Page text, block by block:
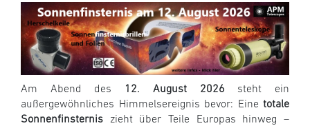
Am Abend des 12. August 2026 steht ein
außergewöhnliches Himmelsereignis bevor: Eine totale
Sonnenfinsternis zieht über Teile Europas hinweg –